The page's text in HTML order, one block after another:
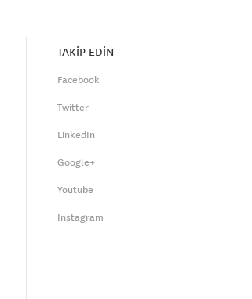
TAKİP EDİN
Facebook
Twitter
LinkedIn
Google+
Youtube
Instagram